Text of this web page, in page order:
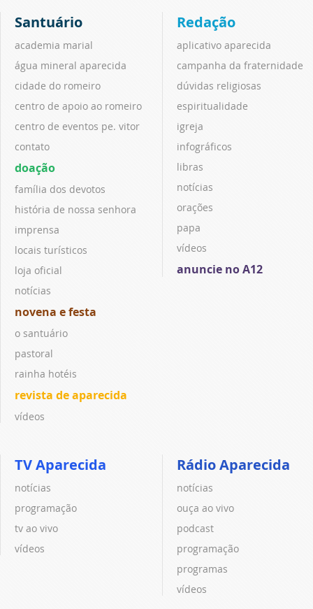
Santuário
academia marial
água mineral aparecida
cidade do romeiro
centro de apoio ao romeiro
centro de eventos pe. vitor
contato
doação
família dos devotos
história de nossa senhora
imprensa
locais turísticos
loja oficial
notícias
novena e festa
o santuário
pastoral
rainha hotéis
revista de aparecida
vídeos
Redação
aplicativo aparecida
campanha da fraternidade
dúvidas religiosas
espiritualidade
igreja
infográficos
libras
notícias
orações
papa
vídeos
anuncie no A12
TV Aparecida
notícias
programação
tv ao vivo
vídeos
Rádio Aparecida
notícias
ouça ao vivo
podcast
programação
programas
vídeos